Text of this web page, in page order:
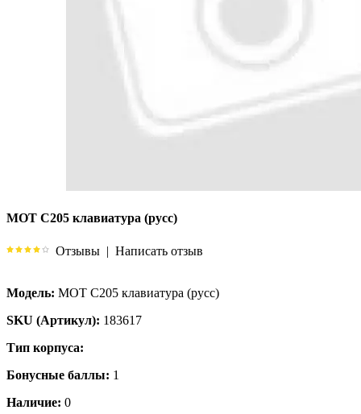
MOT C205 клавиатура (русс)
Отзывы | Написать отзыв
Модель: MOT C205 клавиатура (русс)
SKU (Артикул): 183617
Тип корпуса:
Бонусные баллы: 1
Наличие: 0